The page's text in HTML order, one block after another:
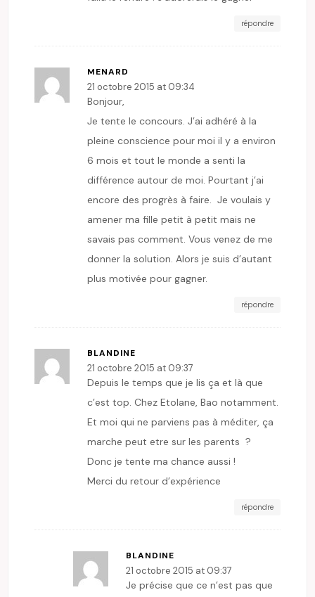
répondre
MENARD
21 octobre 2015 at 09:34
Bonjour,
Je tente le concours. J’ai adhéré à la
pleine conscience pour moi il y a environ
6 mois et tout le monde a senti la
différence autour de moi. Pourtant j’ai
encore des progrès à faire. Je voulais y
amener ma fille petit à petit mais ne
savais pas comment. Vous venez de me
donner la solution. Alors je suis d’autant
plus motivée pour gagner.
répondre
BLANDINE
21 octobre 2015 at 09:37
Depuis le temps que je lis ça et là que
c’est top. Chez Etolane, Bao notamment.
Et moi qui ne parviens pas à méditer, ça
marche peut etre sur les parents ?
Donc je tente ma chance aussi !
Merci du retour d’expérience
répondre
BLANDINE
21 octobre 2015 at 09:37
Je précise que ce n’est pas que